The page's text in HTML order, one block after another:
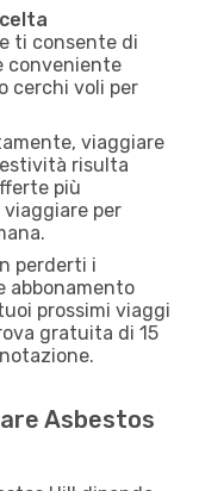
ti consente di
conveniente
cerchi voli per
viaggiare
risulta
più
per
perderti i
abbonamento
prossimi viaggi
gratuita di 15
Asbestos